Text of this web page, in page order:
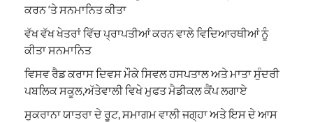
ਕਰਨ ‘ਤੇ ਸਨਮਾਨਿਤ ਕੀਤਾ
ਵੱਖ ਵੱਖ ਖੇਤਰਾਂ ਵਿੱਚ ਪ੍ਰਾਪਤੀਆਂ ਕਰਨ ਵਾਲੇ ਵਿਦਿਆਰਥੀਆਂ ਨੂੰ
ਕੀਤਾ ਸਨਮਾਨਿਤ
ਵਿਸਵ ਰੈਡ ਕਰਾਸ ਦਿਵਸ ਮੌਕੇ ਸਿਵਲ ਹਸਪਤਾਲ ਅਤੇ ਮਾਤਾ ਸੁੰਦਰੀ
ਪਬਲਿਕ ਸਕੂਲ,ਅੱਤੇਵਾਲੀ ਵਿਖੇ ਮੁਫਤ ਮੈਡੀਕਲ ਕੈਂਪ ਲਗਾਏ
ਸੁਕਰਾਨਾ ਯਾਤਰਾ ਦੇ ਰੂਟ, ਸਮਾਗਮ ਵਾਲੀ ਜਗ੍ਹਾ ਅਤੇ ਇਸ ਦੇ ਆਸ